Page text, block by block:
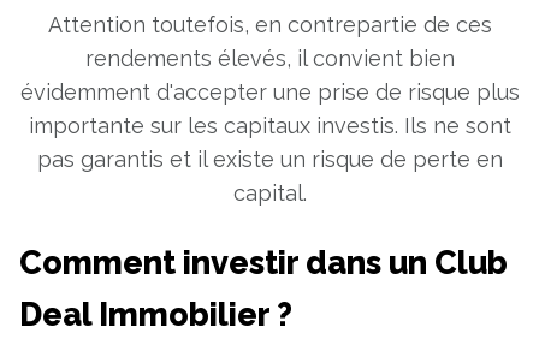
Attention toutefois, en contrepartie de ces
rendements élevés, il convient bien
évidemment d'accepter une prise de risque plus
importante sur les capitaux investis. Ils ne sont
pas garantis et il existe un risque de perte en
capital.
Comment investir dans un Club
Deal Immobilier ?